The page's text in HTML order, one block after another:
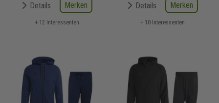
Details Merken
+ 12 Interessenten
Details Merken
+ 10 Interessenten